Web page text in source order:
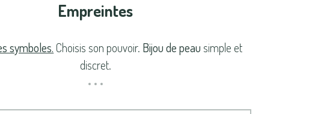
Empreintes
symboles. Choisis son pouvoir. Bijou de peau simple et
discret.